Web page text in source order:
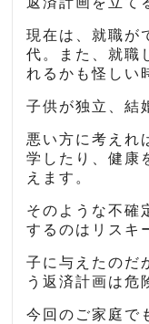
現在は、就職が
代。また、就職
れるかも怪しい
子供が独立、結
悪い方に考えれ
学したり、健康
えます。
そのような不確
するのはリスキ
子に与えたのだ
う返済計画は危
今回のご家庭で